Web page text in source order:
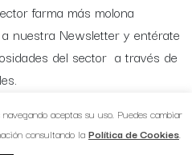
aceptas su uso. Puedes cambiar
consultando la Política de Cookies.
farma más molona
nuestra Newsletter y entérate
del sector a través de